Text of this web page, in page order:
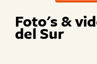
Foto's &
del Sur